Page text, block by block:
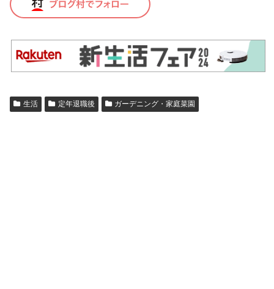
生活 定年退職後 ガーデニング・家庭菜園